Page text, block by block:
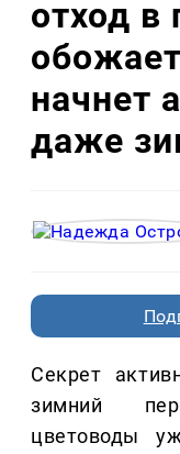
отход в
начнет
даже
Секрет
зимний
цветоводы